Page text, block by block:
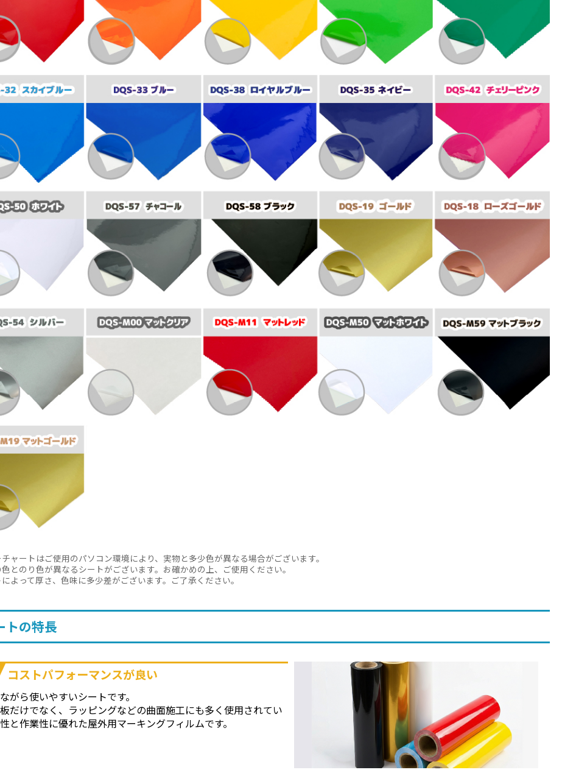
チャートはご使用のパソコン環境により、実物と多少色が異なる場合がございます。
とのり色が異なるシートがございます。お確かめの上、ご使用ください。
よって厚さ、色味に多少差がございます。ご了承ください。
トの特長
コストパフォーマンスが良い
がら使いやすいシートです。
だけでなく、ラッピングなどの曲面施工にも多く使用されてい
と作業性に優れた屋外用マーキングフィルムです。